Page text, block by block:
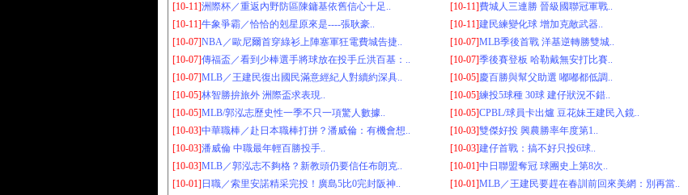
[10-11]洲際杯／重返內野防區陳鏞基依舊信心十足.. [10-11]費城人三連勝 晉級國聯冠軍戰..
[10-11]牛象爭霸／恰恰的剋星原來是----張耿豪.. [10-11]建民練變化球 增加克敵武器..
[10-07]NBA／歐尼爾首穿綠衫上陣塞軍狂電費城告捷.. [10-07]MLB季後首戰 洋基逆轉勝雙城..
[10-07]傳福盃／看到少棒選手將球放在投手丘洪百基：.. [10-07]季後賽登板 哈勒戴無安打比賽..
[10-07]MLB／王建民復出國民滿意經紀人對續約深具.. [10-05]慶百勝與幫父助選 嘟嘟都低調..
[10-05]林智勝拚旅外 洲際盃求表現.. [10-05]練投5球種 30球 建仔狀況不錯..
[10-05]MLB/郭泓志歷史性一季不只一項驚人數據.. [10-05]CPBL/球員卡出爐 豆花妹王建民入鏡..
[10-03]中華職棒／赴日本職棒打拼？潘威倫：有機會想.. [10-03]雙傑好投 興農勝率年度第1..
[10-03]潘威倫 中職最年輕百勝投手.. [10-03]建仔首戰：搞不好只投6球..
[10-03]MLB／郭泓志不夠格？新教頭仍要信任布朗克.. [10-01]中日聯盟奪冠 球團史上第8次..
[10-01] 日職／索里安諾精采完投！廣島5比0完封阪神.. [10-01]MLB／王建民要趕在春訓前回來美網：別再當..